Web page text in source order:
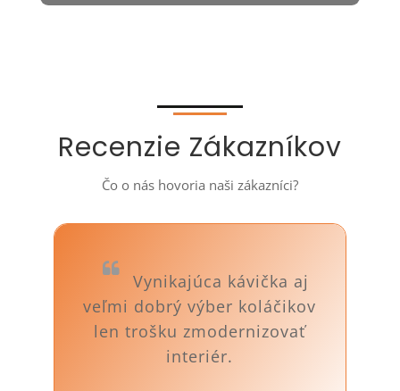
Recenzie Zákazníkov
Čo o nás hovoria naši zákazníci?
Vynikajúca kávička aj
veľmi dobrý výber koláčikov
len trošku zmodernizovať
interiér.